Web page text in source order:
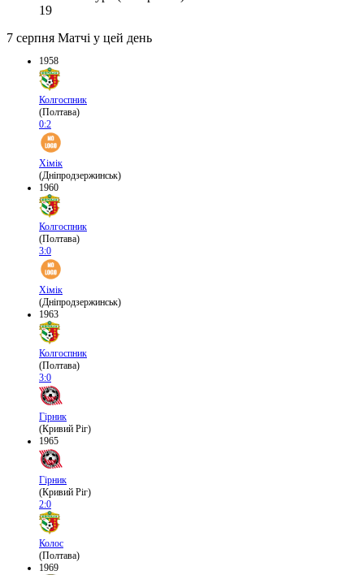
19
7 серпня Матчі у цей день
1958
Колгоспник
(Полтава)
0:2
Хімік
(Дніпродзержинськ)
1960
Колгоспник
(Полтава)
3:0
Хімік
(Дніпродзержинськ)
1963
Колгоспник
(Полтава)
3:0
Гірник
(Кривий Ріг)
1965
Гірник
(Кривий Ріг)
2:0
Колос
(Полтава)
1969